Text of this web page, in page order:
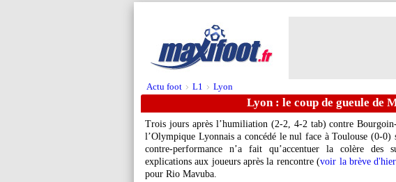
Actu foot > L1 > Lyon
Lyon : le coup de gueule de
Trois jours après l’humiliation (2-2, 4-2 tab) contre
l’Olympique Lyonnais a concédé le nul face à Toulouse (0-
contre-performance n’a fait qu’accentuer la colère des
explications aux joueurs après la rencontre (voir la brève
pour Rio Mavuba.